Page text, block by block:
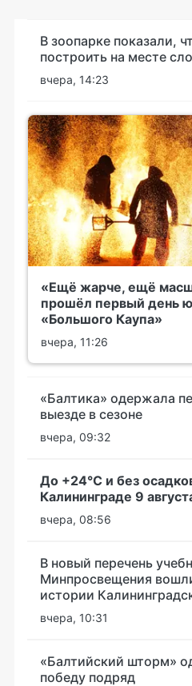
В зоопарке показали,
построить на месте
вчера, 14:23
«Ещё жарче, ещё
прошёл первый день
«Большого Каупа»
вчера, 11:26
«Балтика» одержала
выезде в сезоне
вчера, 09:32
До +24°С и без
Калининграде 9
вчера, 08:56
В новый перечень
Минпросвещения
истории
вчера, 10:31
«Балтийский шторм»
победу подряд